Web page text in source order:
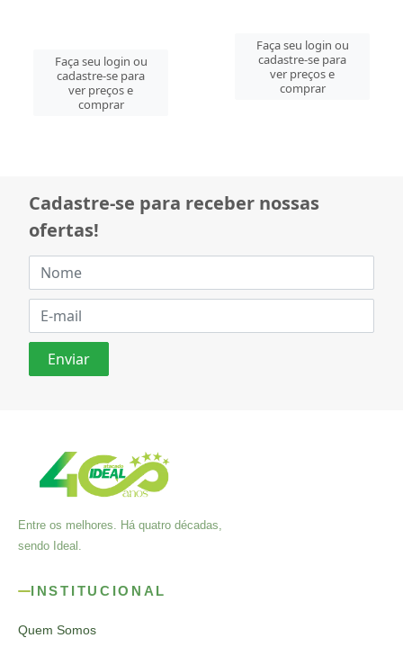
Faça seu login ou
cadastre-se para
ver preços e
comprar
Faça seu login ou
cadastre-se para
ver preços e
comprar
Cadastre-se para receber nossas
ofertas!
Entre os melhores. Há quatro décadas,
sendo Ideal.
INSTITUCIONAL
Quem Somos